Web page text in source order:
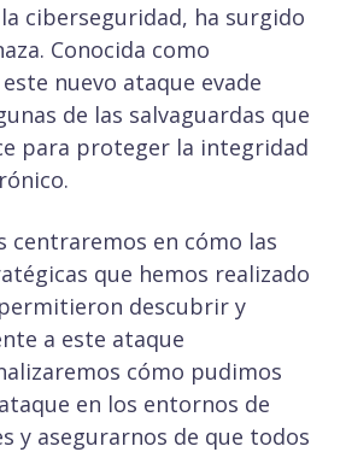
ciberseguridad, ha surgido
Conocida como
nuevo ataque evade
de las salvaguardas que
para proteger la integridad
centraremos en cómo las
que hemos realizado
descubrir y
a este ataque
cómo pudimos
en los entornos de
y asegurarnos de que todos